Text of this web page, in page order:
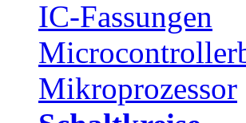
IC-Fassungen
Mikroprozessor